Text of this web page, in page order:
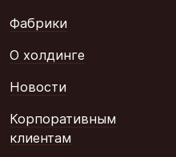
Фабрики
О холдинге
Новости
Корпоративным
клиентам